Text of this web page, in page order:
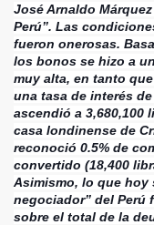
José Arnaldo
Perú”. Las
fueron onerosas.
los bonos se hizo a
muy alta, en tanto
una tasa de interés
ascendió a 3,680,100
casa londinense de
reconoció 0.5% de
convertido (18,400
Asimismo, lo que hoy
negociador” del Perú
sobre el total de la